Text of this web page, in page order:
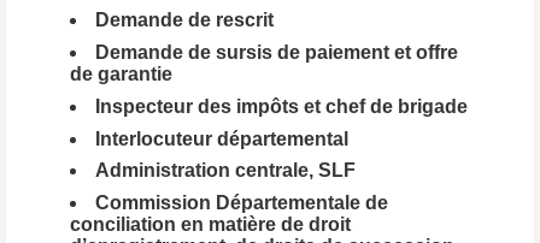
Demande de rescrit
Demande de sursis de paiement et offre
de garantie
Inspecteur des impôts et chef de brigade
Interlocuteur départemental
Administration centrale, SLF
Commission Départementale de
conciliation en matière de droit